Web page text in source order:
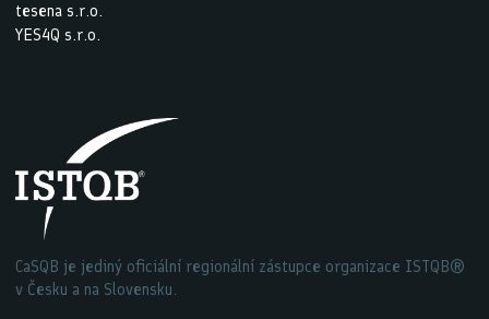
tesena s.r.o.
YES4Q s.r.o.
CaSQB je jediný oficiální regionální zástupce organizace ISTQB®
v Česku a na Slovensku.